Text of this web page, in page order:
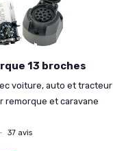
13 broches
voiture, auto et tracteur
remorque et caravane
37 avis